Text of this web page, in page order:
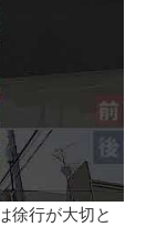
徐行が大切と